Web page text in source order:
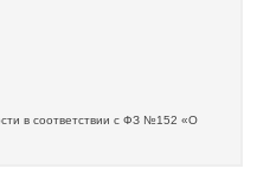
в соответствии с ФЗ №152 «О